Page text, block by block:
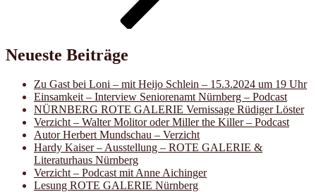
Neueste Beiträge
Zu Gast bei Loni – mit Heijo Schlein – 15.3.2024 um 19 Uhr
Einsamkeit – Interview Seniorenamt Nürnberg – Podcast
NÜRNBERG ROTE GALERIE Vernissage Rüdiger Löster
Verzicht – Walter Molitor oder Miller the Killer – Podcast
Autor Herbert Mundschau – Verzicht
Hardy Kaiser – Ausstellung – ROTE GALERIE &
Literaturhaus Nürnberg
Verzicht – Podcast mit Anne Aichinger
Lesung ROTE GALERIE Nürnberg